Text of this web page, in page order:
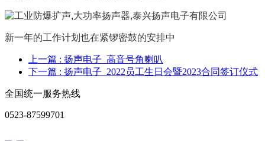
新一年的工作计划也在紧锣密鼓的安排中
上一篇 : 扬声电子_高音号角喇叭
下一篇 : 扬声电子_2022员工生日会暨2023合同签订仪式
全国统一服务热线
0523-87599701